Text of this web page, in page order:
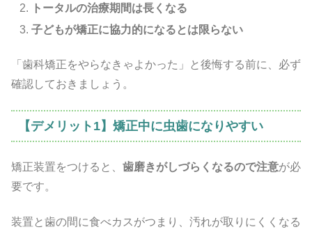
トータルの治療期間は長くなる
子どもが矯正に協力的になるとは限らない
「歯科矯正をやらなきゃよかった」と後悔する前に、必ず
確認しておきましょう。
【デメリット1】矯正中に虫歯になりやすい
矯正装置をつけると、 歯磨きがしづらくなるので注意が必
要です。
装置と歯の間に食べカスがつまり、汚れが取りにくくなる